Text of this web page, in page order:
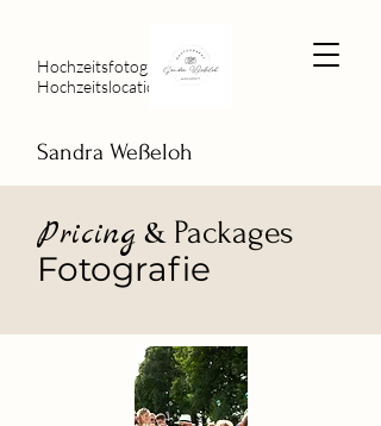
Hochzeitsfotografie &
Hochzeitslocation
Sandra Weßeloh
Pricing &Packages
Fotografie